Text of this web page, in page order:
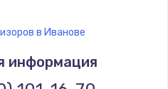
руб.
в Иванове
информация